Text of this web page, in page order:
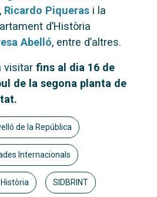
Ricardo Piqueras i la
d’Història
Abelló, entre d’altres.
visitar fins al dia 16 de
de la segona planta de
de la República
Internacionals
SIDBRINT